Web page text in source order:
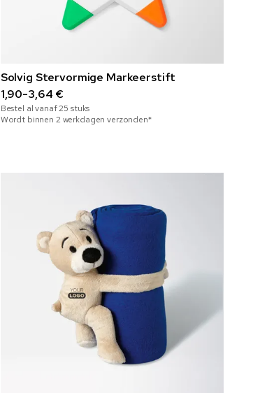
Solvig Stervormige Markeerstift
1,90-3,64 €
Bestel al vanaf25 stuks
Wordt binnen 2 werkdagen verzonden*